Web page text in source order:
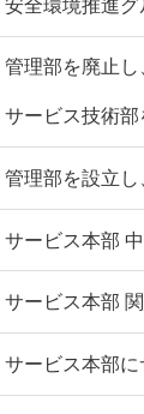
安全環境推進
管理部を廃止
サービス技術
管理部を設立
サービス本部
サービス本部
サービス本部